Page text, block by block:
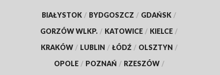
BIAŁYSTOK / BYDGOSZCZ / GDAŃSK /
GORZÓW WLKP. / KATOWICE / KIELCE /
KRAKÓW / LUBLIN / ŁÓDŹ / OLSZTYN /
OPOLE / POZNAŃ / RZESZÓW /